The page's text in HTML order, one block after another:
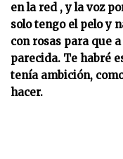
en la red , y la voz
solo tengo el pelo y
con rosas para que
parecida. Te habré
tenía ambición,
hacer.